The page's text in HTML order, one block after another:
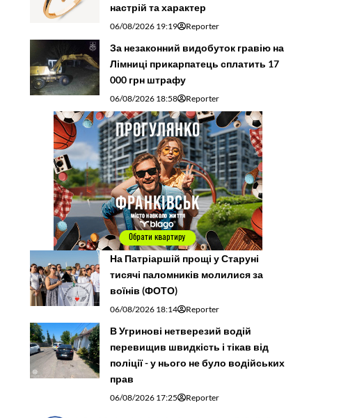
настрій та характер
06/08/2026 19:19 Reporter
За незаконний видобуток гравію на
Лімниці прикарпатець сплатить 17
000 грн штрафу
06/08/2026 18:58 Reporter
На Патріаршій прощі у Старуні
тисячі паломників молилися за
воїнів (ФОТО)
06/08/2026 18:14 Reporter
В Угринові нетверезий водій
перевищив швидкість і тікав від
поліції - у нього не було водійських
прав
06/08/2026 17:25 Reporter